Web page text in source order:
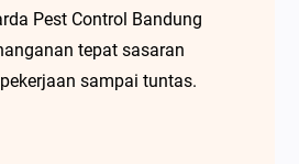
Pest Control Bandung
tepat sasaran
sampai tuntas.